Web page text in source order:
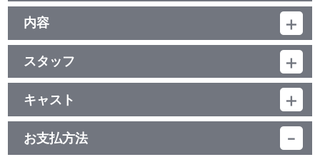
品番：BCBJ-5120
ジャンル：劇場公開映画（邦画）
（本編121分＋映像特典9分）／ﾄﾞﾙﾋﾞｰﾃﾞｼﾞﾀﾙ（5.1ch・ｽﾃﾚｵ）／片
面2層／16：9（ｽｸｲｰｽﾞ）／ﾋﾞｽﾀｻｲｽﾞ／ﾊﾞﾘｱﾌﾘｰ日本語字幕付（ON･
OFF可能）
※ﾊﾞﾘｱﾌﾘｰ日本語音声ｶﾞｲﾄﾞ有／カラー／確130分／1巻
内容
制作年度：2021年
【収録内容】
高校生の安藤純は自分がゲイであることを隠して日々を過ごして
いる。ある日、書店でクラスメイトの三浦紗枝が、男性同士の恋愛
をテーマとした、いわゆるBLマンガを購入しているところに遭遇。
BL好きであることを秘密にしている紗枝は「誰にも言わないで欲し
い」と純に口止めをするのだが、彼女はまだ知らなかった。目の前
にいる純がゲイであることに。純には妻子ある同性の恋人・誠がい
スタッフ
監督・脚本：草野翔吾／原作：浅原ナオト「彼女が好きなものはホ
モであって僕ではない」（角川文庫刊）／エグゼクティブプロデュ
ーサー：成 宏基／プロデューサー：前原美野里・宮本 綾／ライン
プロデューサー：小泉 朋／音楽：ゲイリー芦屋／撮影：月永雄太／
照明：藤井 勇／美術：安宅紀史／録音：齋藤泰陽／装飾：山本直輝
／スタイリスト：SAKAI／ヘアメイク：寺沢ルミ／編集：浦部直弘
キャスト
神尾楓珠／山田杏奈／前田旺志郎／三浦りょう太（※「りょう」は
獣偏に「寮」のウ冠なし）／池田朱那／渡辺大知／三浦透子／磯村
勇斗／山口紗弥加／今井 翼
お支払方法